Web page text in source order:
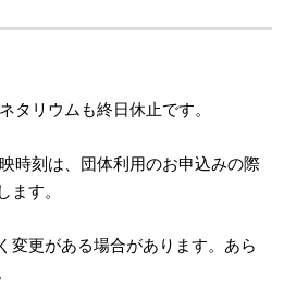
タリウムも終日休止です。
時刻は、団体利用のお申込みの際
ます。
変更がある場合があります。あら